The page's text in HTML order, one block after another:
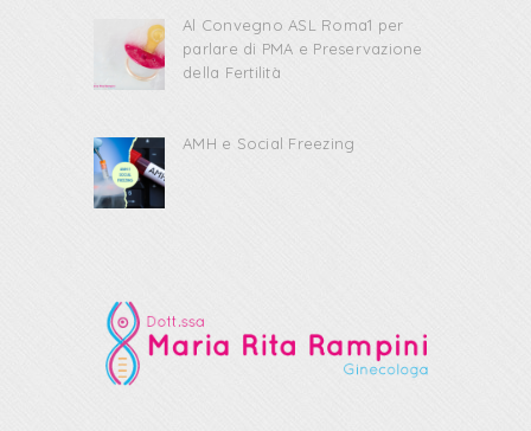
Al Convegno ASL Roma1 per
parlare di PMA e Preservazione
della Fertilità
AMH e Social Freezing